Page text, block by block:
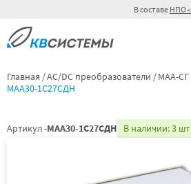
В составе НПО
Главная AC/DC преобразователи МАА-СГ
МАА30-1С27СДН
Артикул -МАА30-1С27СДН В наличии: 3 шт